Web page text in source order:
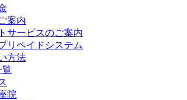
案内
サービスのご案内
リペイドシステム
方法
覧
院